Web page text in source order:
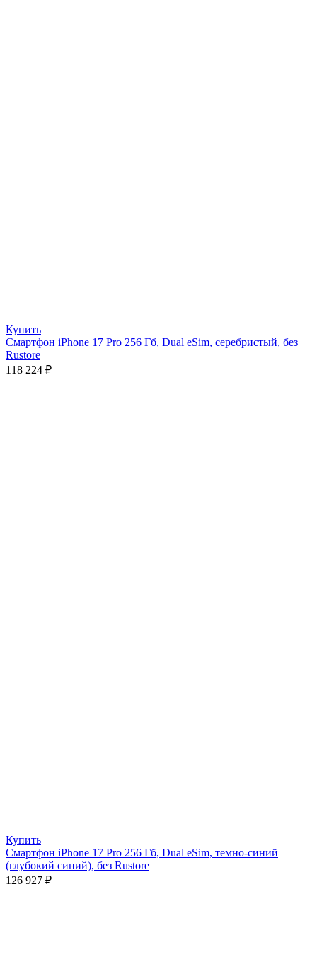
Купить
Смартфон iPhone 17 Pro 256 Гб, Dual eSim, серебристый, без
Rustore
118 224 ₽
Купить
Смартфон iPhone 17 Pro 256 Гб, Dual eSim, темно-синий
(глубокий синий), без Rustore
126 927 ₽